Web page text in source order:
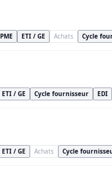
PME ETI / GE Achats Cycle
ETI / GE Cycle fournisseur EDI
ETI / GE Achats Cycle